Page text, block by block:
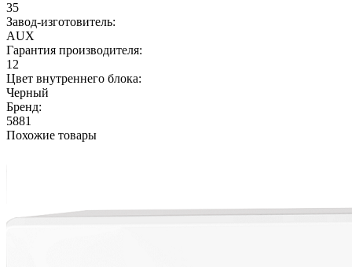
35
Завод-изготовитель:
AUX
Гарантия производителя:
12
Цвет внутреннего блока:
Черный
Бренд:
5881
Похожие товары